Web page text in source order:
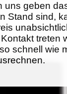
uns geben
Stand sind,
treten
schnell wie